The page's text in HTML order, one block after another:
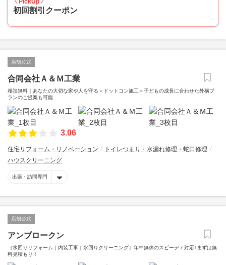
PickUp
初回割引クーポン
店舗公式
合同会社Ａ＆Ｍ工業
相談無料｜あなたの大切な家や人を守る＜ドットコン施工＞子どもの成長に合わせた外構プ
ランのご提案も可能
3.06
住宅リフォーム・リノベーション
トイレつまり・水漏れ修理・蛇口修理
ハウスクリーニング
出張・訪問専門
店舗公式
アンブロークン
［水回りリフォーム｜内装工事｜水回りクリーニング］年中無休のスピーディ対応♪まずは無
料見積もり！